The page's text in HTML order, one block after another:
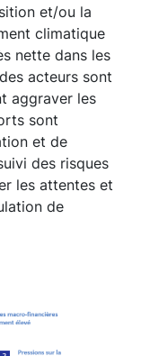
et/ou la
climatique
nette dans les
acteurs sont
aggraver les
sont
et de
des risques
les attentes et
de